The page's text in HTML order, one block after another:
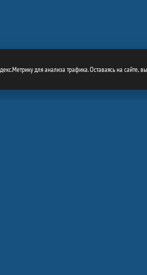
для анализа трафика. Оставаясь на сайте,